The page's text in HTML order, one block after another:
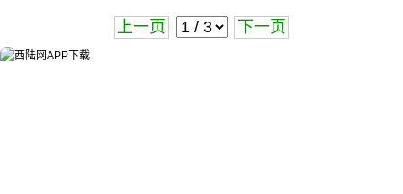
上一页 下一页